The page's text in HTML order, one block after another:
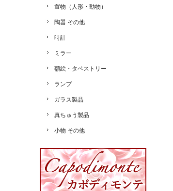
置物（人形・動物）
陶器 その他
時計
ミラー
額絵・タペストリー
ランプ
ガラス製品
真ちゅう製品
小物 その他